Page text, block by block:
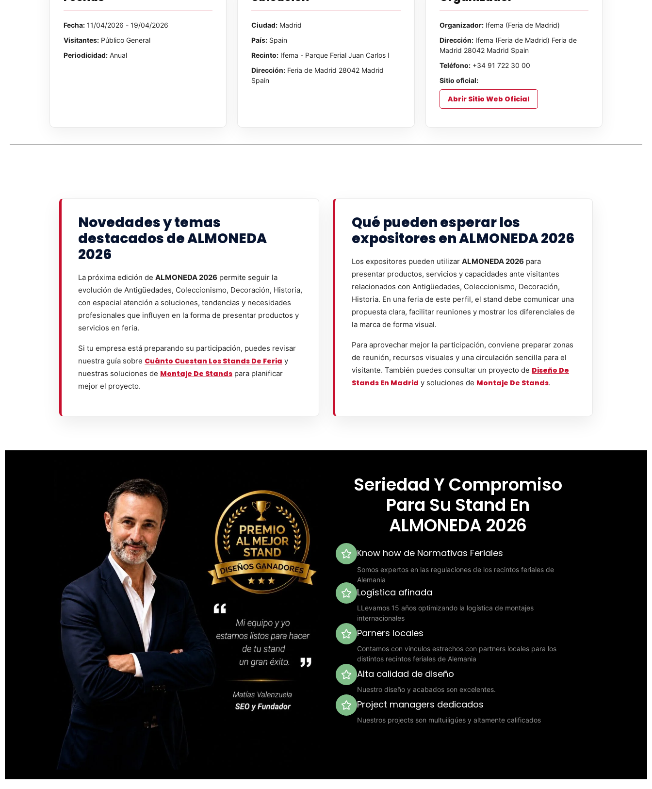
Fecha: 11/04/2026 - 19/04/2026
Visitantes: Público General
Periodicidad: Anual
Ciudad: Madrid
País: Spain
Recinto: Ifema - Parque Ferial Juan Carlos I
Dirección: Feria de Madrid 28042 Madrid
Spain
Organizador:Ifema (Feria de Madrid)
Dirección:Ifema (Feria de Madrid) Feria de
Madrid 28042 Madrid Spain
Teléfono:+34 91 722 30 00
Sitio oficial:
Abrir Sitio Web Oficial
Novedades y temas
destacados de ALMONEDA
2026
La próxima edición de ALMONEDA 2026 permite seguir la
evolución de Antigüedades, Coleccionismo, Decoración, Historia,
con especial atención a soluciones, tendencias y necesidades
profesionales que influyen en la forma de presentar productos y
servicios en feria.
Si tu empresa está preparando su participación, puedes revisar
nuestra guía sobre Cuánto Cuestan Los Stands De Feria y
nuestras soluciones de Montaje De Stands para planificar
mejor el proyecto.
Qué pueden esperar los
expositores en ALMONEDA 2026
Los expositores pueden utilizar ALMONEDA 2026 para
presentar productos, servicios y capacidades ante visitantes
relacionados con Antigüedades, Coleccionismo, Decoración,
Historia. En una feria de este perfil, el stand debe comunicar una
propuesta clara, facilitar reuniones y mostrar los diferenciales de
la marca de forma visual.
Para aprovechar mejor la participación, conviene preparar zonas
de reunión, recursos visuales y una circulación sencilla para el
visitante. También puedes consultar un proyecto de Diseño De
Stands En Madrid y soluciones de Montaje De Stands.
Seriedad Y Compromiso
Para Su Stand En
ALMONEDA 2026
Know how de Normativas Feriales
Somos expertos en las regulaciones de los recintos feriales de
Alemania
Logística afinada
LLevamos 15 años optimizando la logística de montajes
internacionales
Parners locales
Contamos con vinculos estrechos con partners locales para los
distintos recintos feriales de Alemania
Alta calidad de diseño
Nuestro diseño y acabados son excelentes.
Project managers dedicados
Nuestros projects son multuiligúes y altamente calificados